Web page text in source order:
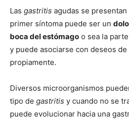
Las gastritis agudas se
primer síntoma puede ser un
boca del estómago o sea la
y puede asociarse con deseos
propiamente.
Diversos microorganismos
tipo de gastritis y cuando no se
puede evolucionar hacia una